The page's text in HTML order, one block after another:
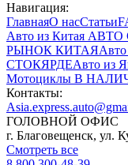
Навигация:
ГлавнаяО насСтатьи
Авто из Китая АВТО
РЫНОК КИТАЯАвто
СТОКЯРДЕАвто из
Мотоциклы В
Контакты:
ГОЛОВНОЙ ОФИС
г. Благовещенск, ул.
Смотреть все